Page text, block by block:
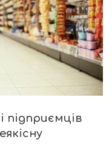
підприємців